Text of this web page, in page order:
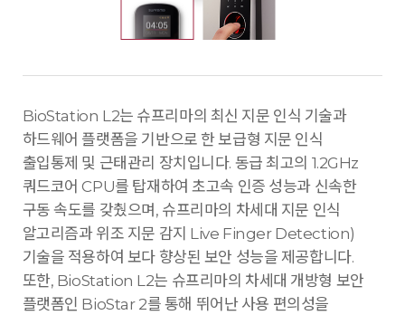
BioStation L2는 슈프리마의 최신 지문 인식 기술과
하드웨어 플랫폼을 기반으로 한 보급형 지문 인식
출입통제 및 근태관리 장치입니다. 동급 최고의 1.2GHz
쿼드코어 CPU를 탑재하여 초고속 인증 성능과 신속한
구동 속도를 갖췄으며, 슈프리마의 차세대 지문 인식
알고리즘과 위조 지문 감지 Live Finger Detection)
기술을 적용하여 보다 향상된 보안 성능을 제공합니다.
또한, BioStation L2는 슈프리마의 차세대 개방형 보안
플랫폼인 BioStar 2를 통해 뛰어난 사용 편의성을